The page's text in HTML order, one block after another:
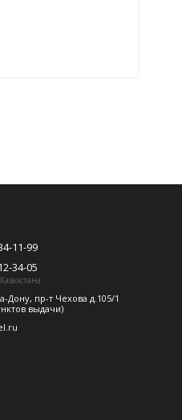
11-99
34-05
Дону, пр-т Чехова д.105/1
выдачи)